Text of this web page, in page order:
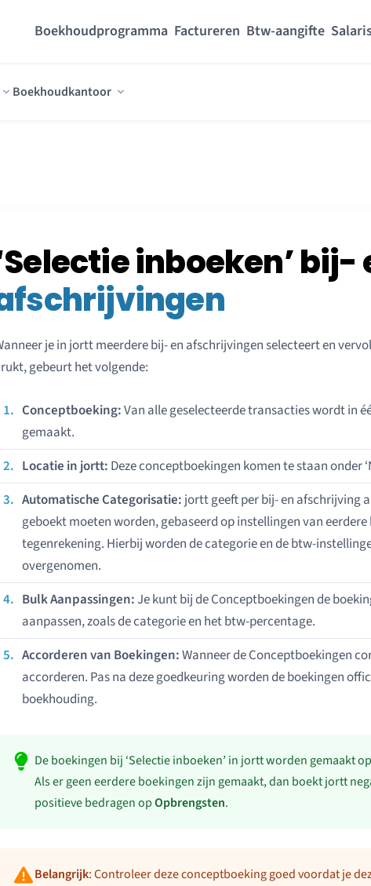
Boekhoudprogramma Factureren Btw-aangifte
Boekhoudkantoor
inboeken’ bij-
je in jortt meerdere bij- en afschrijvingen selecteert en
gebeurt het volgende:
Conceptboeking:Van alle geselecteerde transacties wordt in
gemaakt.
Locatie in jortt: Deze conceptboekingen komen te staan onder
Automatische Categorisatie: jortt geeft per bij- en afschrijving
geboekt moeten worden, gebaseerd op instellingen van
tegenrekening. Hierbij worden de categorie en de btw-
overgenomen.
Bulk Aanpassingen:Je kunt bij de Conceptboekingen de
aanpassen, zoals de categorie en het btw-percentage.
Accorderen van Boekingen:Wanneer de Conceptboekingen
accorderen. Pas na deze goedkeuring worden de boekingen
boekhouding.
De boekingen bij ‘Selectie inboeken’ in jortt worden gemaakt
Als er geen eerdere boekingen zijn gemaakt, dan boekt jortt
positieve bedragen opOpbrengsten.
Belangrijk: Controleer deze conceptboeking goed voordat je